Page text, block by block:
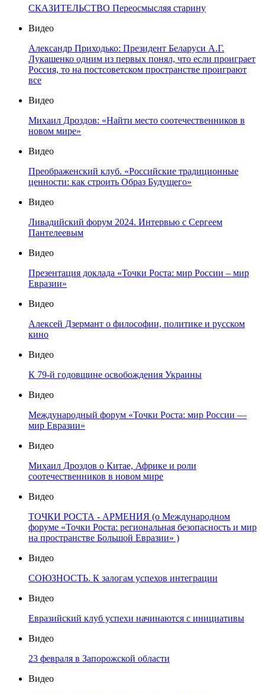
СКАЗИТЕЛЬСТВО Переосмысляя старину
Видео
Александр Приходько: Президент Беларуси А.Г.
Лукашенко одним из первых понял, что если проиграет
Россия, то на постсоветском пространстве проиграют
все
Видео
Михаил Дроздов: «Найти место соотечественников в
новом мире»
Видео
Преображенский клуб. «Российские традиционные
ценности: как строить Образ Будущего»
Видео
Ливадийский форум 2024. Интервью с Сергеем
Пантелеевым
Видео
Презентация доклада «Точки Роста: мир России – мир
Евразии»
Видео
Алексей Дзермант о философии, политике и русском
кино
Видео
К 79-й годовщине освобождения Украины
Видео
Международный форум «Точки Роста: мир России —
мир Евразии»
Видео
Михаил Дроздов о Китае, Африке и роли
соотечественников в новом мире
Видео
ТОЧКИ РОСТА - АРМЕНИЯ (о Международном
форуме «Точки Роста: региональная безопасность и мир
на пространстве Большой Евразии» )
Видео
СОЮЗНОСТЬ. К залогам успехов интеграции
Видео
Евразийский клуб успехи начинаются с инициативы
Видео
23 февраля в Запорожской области
Видео